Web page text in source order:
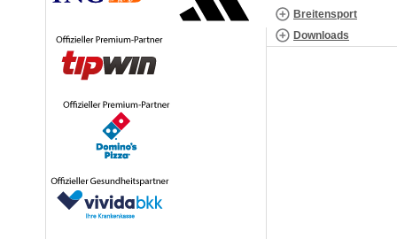
Breitensport
Downloads